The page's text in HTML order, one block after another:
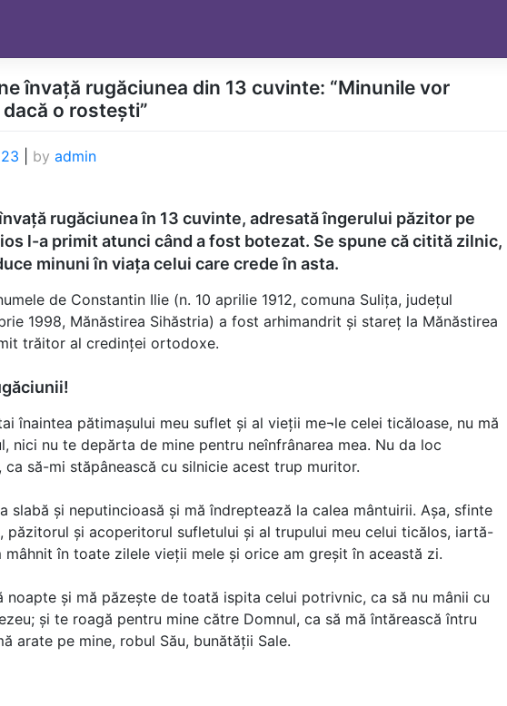
învață rugăciunea din 13 cuvinte: “Minunile vor
o rostești”
by admin
rugăciunea în 13 cuvinte, adresată îngerului păzitor pe
l-a primit atunci când a fost botezat. Se spune că citită zilnic,
minuni în viața celui care crede în asta.
de Constantin Ilie (n. 10 aprilie 1912, comuna Sulița, județul
1998, Mănăstirea Sihăstria) a fost arhimandrit și stareț la Mănăstirea
trăitor al credinței ortodoxe.
înaintea pătimașului meu suflet și al vieții me¬le celei ticăloase, nu mă
nici nu te depărta de mine pentru neînfrânarea mea. Nu da loc
să-mi stăpânească cu silnicie acest trup muritor.
slabă și neputincioasă și mă îndreptează la calea mântuirii. Așa, sfinte
păzitorul și acoperitorul sufletului și al trupului meu celui ticălos, iartă-
în toate zilele vieții mele și orice am greșit în această zi.
noapte și mă păzește de toată ispita celui potrivnic, ca să nu mânii cu
și te roagă pentru mine către Domnul, ca să mă întărească întru
arate pe mine, robul Său, bunătății Sale.